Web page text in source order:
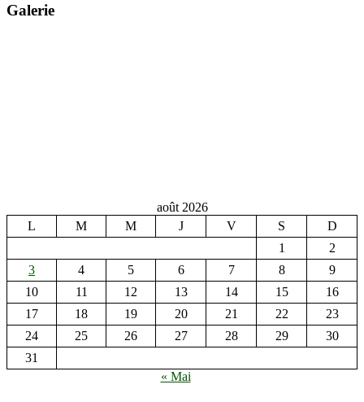
Galerie
août 2026
L
M M J V S
D
1
2
3
4 5 6 7 8
9
10
11 12 13 14 15
16
17
18 19 20 21 22
23
24
25 26 27 28 29
30
31
« Mai